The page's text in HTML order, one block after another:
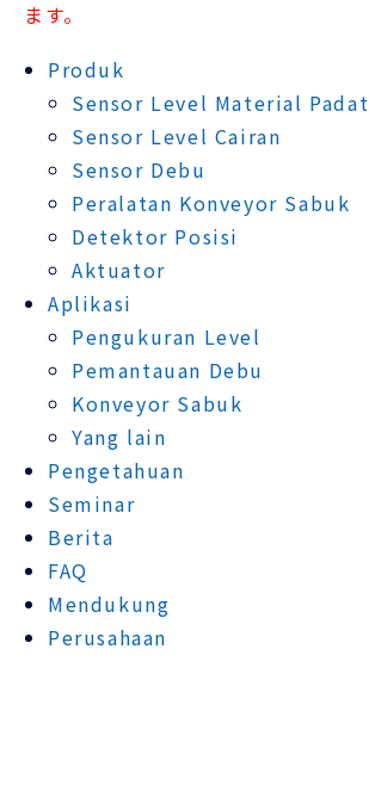
ます。
Produk
Sensor Level Material Padat
Sensor Level Cairan
Sensor Debu
Peralatan Konveyor Sabuk
Detektor Posisi
Aktuator
Aplikasi
Pengukuran Level
Pemantauan Debu
Konveyor Sabuk
Yang lain
Pengetahuan
Seminar
Berita
FAQ
Mendukung
Perusahaan